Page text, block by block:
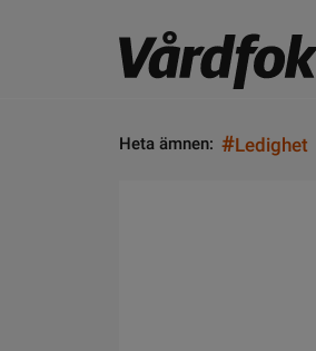
Heta ämnen: #Ledighet